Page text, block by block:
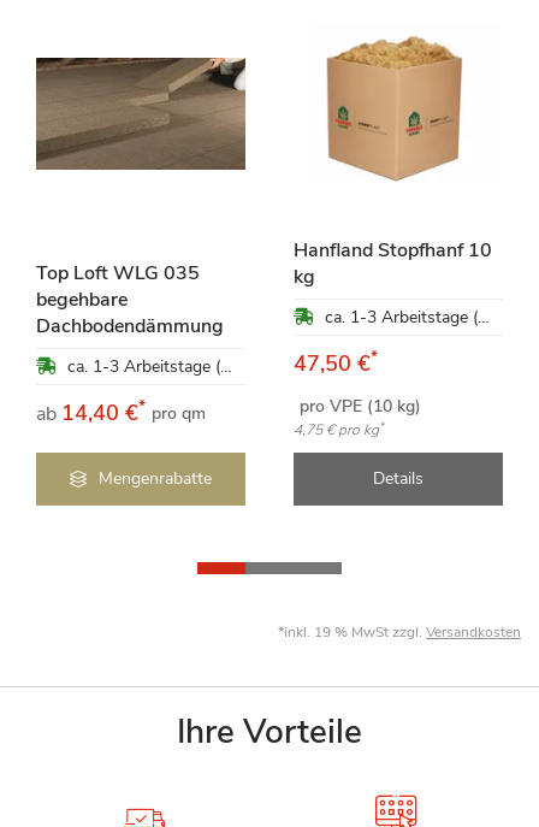
Top Loft WLG 035
begehbare
Dachbodendämmung
ca. 1-3 Arbeitstage (Mo-Fr)
ab 14,40 €* pro qm
Mengenrabatte
Hanfland Stopfhanf 10
kg
ca. 1-3 Arbeitstage (Mo-Fr)
47,50 €*
pro VPE (10 kg)
4,75 €pro kg*
Details
*inkl. 19 % MwSt zzgl. Versandkosten
Ihre Vorteile